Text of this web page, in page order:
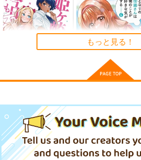
猫ノ目ゆうかは語るべ
からず 1
白泉社
ふたりエッチ 95
白泉社
825円（税込）
サンプル
作品詳細
憫可愛い 5
KADOKAWA
726円（税込）
サンプル
のことが好きな気が
白泉社
サンプル
もっと見る！